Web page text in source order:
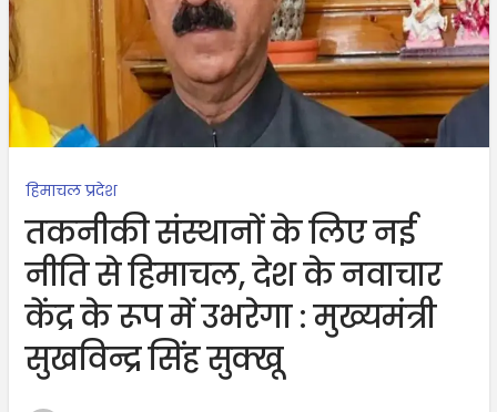
हिमाचल प्रदेश
तकनीकी संस्थानों के लिए नई
नीति से हिमाचल, देश के नवाचार
केंद्र के रूप में उभरेगा : मुख्यमंत्री
सुखविन्द्र सिंह सुक्खू